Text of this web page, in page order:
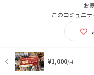
¥1,000/月
お
このコミュニテ